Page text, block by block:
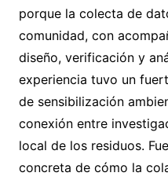
porque la colecta de
comunidad, con
diseño, verificación y
experiencia tuvo un
de sensibilización
conexión entre
local de los residuos.
concreta de cómo la